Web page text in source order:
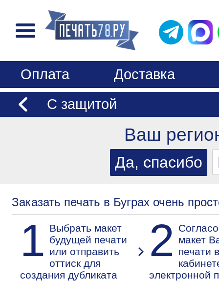
Оплата
Доставка
С защитой
Ваш
Заказать печать в Буграх очень
1 Выбрать макет
будущей печати
или отправить
оттиск для
создания дубликата
2
макет
печати
электронной